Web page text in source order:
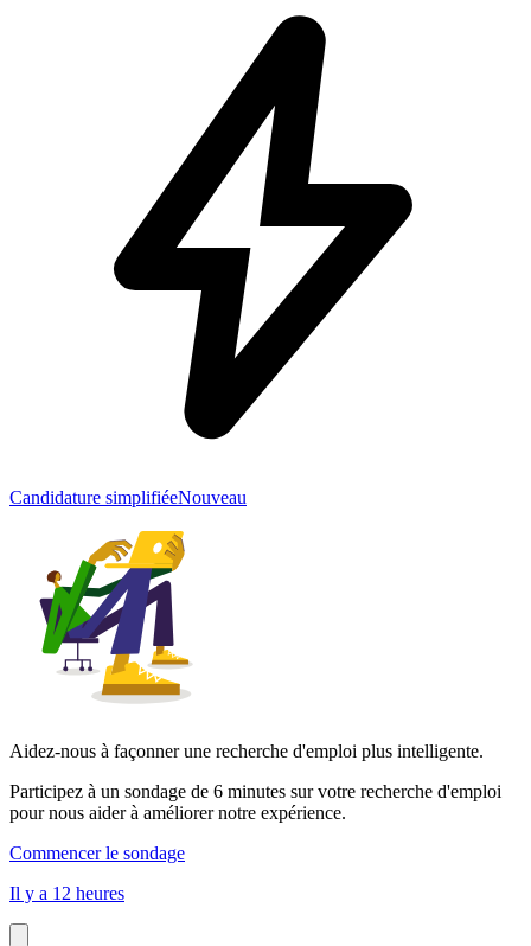
Candidature simplifiéeNouveau
Aidez-nous à façonner une recherche d'emploi plus intelligente.
Participez à un sondage de 6 minutes sur votre recherche d'emploi
pour nous aider à améliorer notre expérience.
Commencer le sondage
Il y a 12 heures